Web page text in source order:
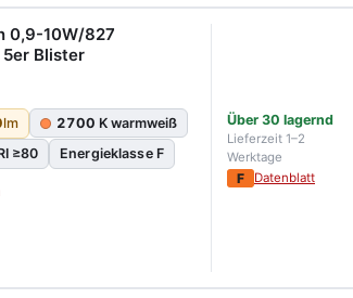
0,9-10W/827
Blister
lm 2700 K warmweiß
≥80 Energieklasse F
Über 30 lagernd
Lieferzeit 1–2
Werktage
F Datenblatt